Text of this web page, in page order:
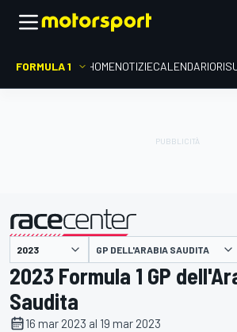
FORMULA 1 HOMENOTIZIECALENDARIO
GP DELL'ARABIA SAUDITA
2023 Formula 1 GP
Saudita
16 mar 2023 al 19 mar 2023